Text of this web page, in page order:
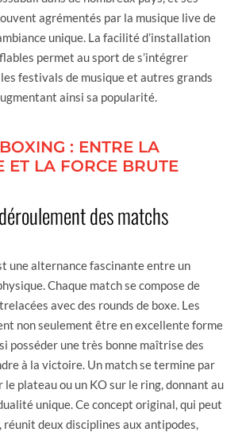
agrémentés par la musique live de
unique. La facilité d’installation
permet au sport de s’intégrer
festivals de musique et autres grands
ainsi sa popularité.
: ENTRE LA
ET LA FORCE BRUTE
des matchs
une alternance fascinante entre un
Chaque match se compose de
avec des rounds de boxe. Les
non seulement être en excellente forme
posséder une très bonne maîtrise des
à la victoire. Un match se termine par
le plateau ou un KO sur le ring, donnant au
unique. Ce concept original, qui peut
deux disciplines aux antipodes,